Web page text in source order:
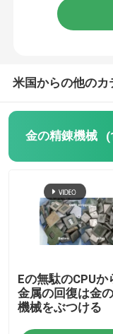
銀製の誘導加熱
銀製の投げる機
プラチナ溶ける
米国からの他のカ
金の精錬機械
Eの無駄のCPUか
金属の回復は金
機械をぶつける